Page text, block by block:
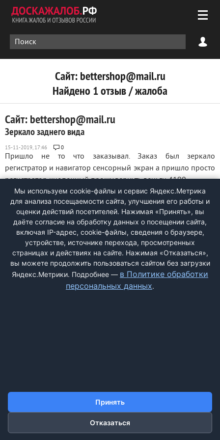
Сайт: bettershop@mail.ru
Найдено 1 отзыв / жалоба
Сайт: bettershop@mail.ru
Зеркало заднего вида
0
Пришло не то что заказывал. Заказ был зеркало
регистратор и навигатор сенсорный экран а пришло просто
регистратор кнопочный прошу вернуть деньги 4190 ...
ДОБАВИТЬ ЖАЛОБУ
КОНТАКТЫ
Мы используем cookie-файлы и сервис Яндекс.Метрика
для анализа посещаемости сайта, улучшения его работы и
оценки действий посетителей. Нажимая «Принять», вы
даёте согласие на обработку данных о посещении сайта,
включая IP-адрес, cookie-файлы, сведения о браузере,
устройстве, источнике перехода, просмотренных
страницах и действиях на сайте. Нажимая «Отказаться»,
вы можете продолжить пользоваться сайтом без загрузки
Яндекс.Метрики. Подробнее — в Политике обработки
персональных данных.
Принять
Отказаться